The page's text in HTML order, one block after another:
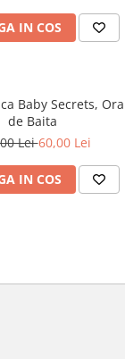
IN COS
Baby Secrets, Ora
de Baita
Lei60,00 Lei
IN COS